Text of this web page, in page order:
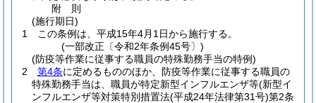
附 則
(施行期日)
1
この条例は、平成15年4月1日から施行する。
(一部改正〔令和2年条例45号〕)
(防疫等作業に従事する職員の特殊勤務手当の特例)
2
第4条に定めるもののほか、防疫等作業に従事する職員の
特殊勤務手当は、職員が特定新型インフルエンザ等(新型イ
ンフルエンザ等対策特別措置法(平成24年法律第31号)第2条